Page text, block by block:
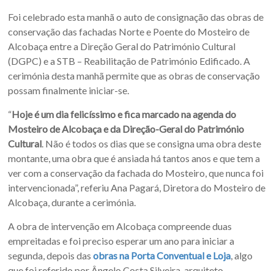
Foi celebrado esta manhã o auto de consignação das obras de
conservação das fachadas Norte e Poente do Mosteiro de
Alcobaça entre a Direção Geral do Património Cultural
(DGPC) e a STB – Reabilitação de Património Edificado. A
cerimónia desta manhã permite que as obras de conservação
possam finalmente iniciar-se.
“Hoje é um dia felicíssimo e fica marcado na agenda do
Mosteiro de Alcobaça e da Direção-Geral do Património
Cultural . Não é todos os dias que se consigna uma obra deste
montante, uma obra que é ansiada há tantos anos e que tem a
ver com a conservação da fachada do Mosteiro, que nunca foi
intervencionada”, referiu Ana Pagará, Diretora do Mosteiro de
Alcobaça, durante a cerimónia.
A obra de intervenção em Alcobaça compreende duas
empreitadas e foi preciso esperar um ano para iniciar a
segunda, depois dasobras na Porta Conventual e Loja , algo